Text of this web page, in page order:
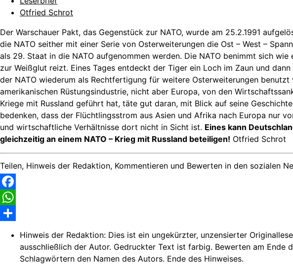
Otfried Schrot
Der Warschauer Pakt, das Gegenstück zur NATO, wurde am 25.2.1991
die NATO seither mit einer Serie von Osterweiterungen die Ost – West –
als 29. Staat in die NATO aufgenommen werden. Die NATO benimmt sich
zur Weißglut reizt. Eines Tages entdeckt der Tiger ein Loch im Zaun und
der NATO wiederum als Rechtfertigung für weitere Osterweiterungen
amerikanischen Rüstungsindustrie, nicht aber Europa, von den
Kriege mit Russland geführt hat, täte gut daran, mit Blick auf seine
bedenken, dass der Flüchtlingsstrom aus Asien und Afrika nach Europa nur
und wirtschaftliche Verhältnisse dort nicht in Sicht ist. Eines kann
gleichzeitig an einem NATO – Krieg mit Russland beteiligen! Otfried Schrot
Teilen, Hinweis der Redaktion, Kommentieren und Bewerten in den sozialen
Facebook
WhatsApp
Hinweis der Redaktion: Dies ist ein ungekürzter, unzensierter
ausschließlich der Autor. Gedruckter Text ist farbig. Bewerten am
Schlagwörtern den Namen des Autors. Ende des Hinweises.